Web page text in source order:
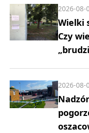
Wielki
Czy
2026-08-
2026-08-